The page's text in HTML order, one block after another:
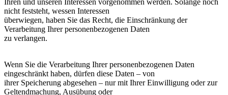
Ihren und unseren Interessen vorgenommen werden. Solange noch
nicht feststeht, wessen Interessen
überwiegen, haben Sie das Recht, die Einschränkung der
Verarbeitung Ihrer personenbezogenen Daten
zu verlangen.
Wenn Sie die Verarbeitung Ihrer personenbezogenen Daten
eingeschränkt haben, dürfen diese Daten – von
ihrer Speicherung abgesehen – nur mit Ihrer Einwilligung oder zur
Geltendmachung, Ausübung oder